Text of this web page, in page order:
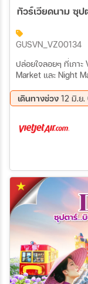
เฉพาะเทศกาล
GUSVN_VZ00134
ปล่อยใจลอยๆ ที่เกา
Market และ Night
เดินทางช่วง 12 มิ.ย
11 ก.ย. 69 - 13 ก.ย. 69
21 ต.ค. 69 - 23 ต.ค.